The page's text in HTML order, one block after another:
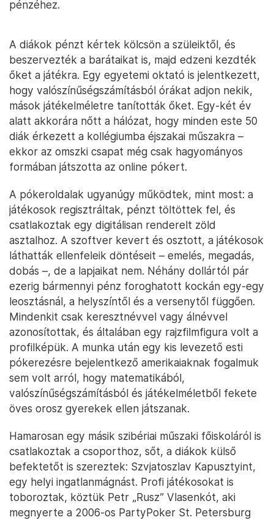
pénzéhez.
A diákok pénzt kértek kölcsön a szüleiktől, és
beszervezték a barátaikat is, majd edzeni kezdték
őket a játékra. Egy egyetemi oktató is jelentkezett,
hogy valószínűségszámításból órákat adjon nekik,
mások játékelméletre tanították őket. Egy-két év
alatt akkorára nőtt a hálózat, hogy minden este 50
diák érkezett a kollégiumba éjszakai műszakra –
ekkor az omszki csapat még csak hagyományos
formában játszotta az online pókert.
A pókeroldalak ugyanúgy működtek, mint most: a
játékosok regisztráltak, pénzt töltöttek fel, és
csatlakoztak egy digitálisan renderelt zöld
asztalhoz. A szoftver kevert és osztott, a játékosok
láthatták ellenfeleik döntéseit – emelés, megadás,
dobás –, de a lapjaikat nem. Néhány dollártól pár
ezerig bármennyi pénz foroghatott kockán egy-egy
leosztásnál, a helyszíntől és a versenytől függően.
Mindenkit csak keresztnévvel vagy álnévvel
azonosítottak, és általában egy rajzfilmfigura volt a
profilképük. A munka után egy kis levezető esti
pókerezésre bejelentkező amerikaiaknak fogalmuk
sem volt arról, hogy matematikából,
valószínűségszámításból és játékelméletből fekete
öves orosz gyerekek ellen játszanak.
Hamarosan egy másik szibériai műszaki főiskoláról is
csatlakoztak a csoporthoz, sőt, a diákok külső
befektetőt is szereztek: Szvjatoszlav Kapusztyint,
egy helyi ingatlanmágnást. Profi játékosokat is
toboroztak, köztük Petr „Rusz” Vlasenkót, aki
megnyerte a 2006-os PartyPoker St. Petersburg